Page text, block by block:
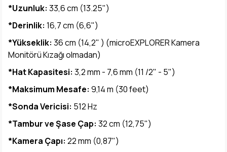
*Uzunluk: 33,6 cm (13.25")
*Derinlik: 16,7 cm (6,6")
*Yükseklik: 36 cm (14,2" ) (microEXPLORER Kamera
Monitörü Kızağı olmadan)
*Hat Kapasitesi: 3,2 mm - 7,6 mm (11 /2" - 5")
*Maksimum Mesafe: 9,14 m (30 feet)
*Sonda Vericisi: 512 Hz
*Tambur ve Şase Çap: 32 cm (12,75")
*Kamera Çapı: 22 mm (0,87")